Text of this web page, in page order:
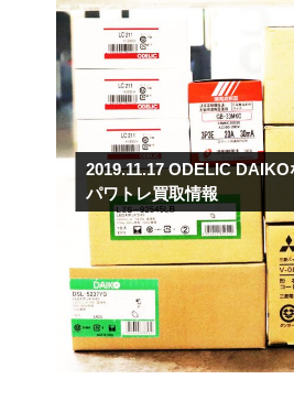
2019.11.17 ODELIC DAIKO
パワトレ買取情報